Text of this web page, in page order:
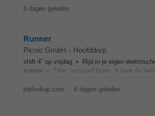
6 dagen geleden
Runner
Picnic GmbH - Hoofddorp
shift 4” op vrijdag • Rijd in je eigen
trainer • Jong, inclusief team; jij bent de
joblookup.com - 6 dagen geleden